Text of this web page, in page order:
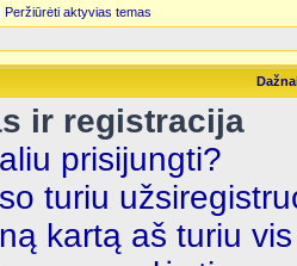
Peržiūrėti aktyvias temas
ir registracija
prisijungti?
turiu
kartą aš turiu